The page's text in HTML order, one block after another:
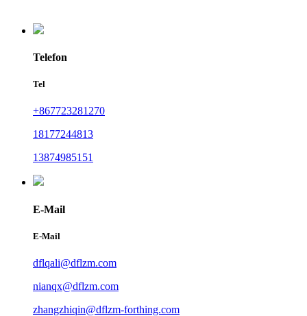
Telefon
Tel
+867723281270
18177244813
13874985151
E-Mail
E-Mail
dflqali@dflzm.com
nianqx@dflzm.com
zhangzhiqin@dflzm-forthing.com